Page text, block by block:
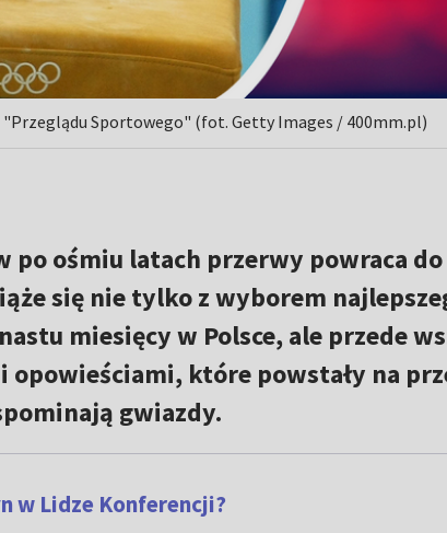
Sportowego" (fot. Getty Images / 400mm.pl)
po ośmiu latach przerwy powraca
się nie tylko z wyborem
miesięcy w Polsce, ale przede
opowieściami, które powstały na
gwiazdy.
w Lidze Konferencji?